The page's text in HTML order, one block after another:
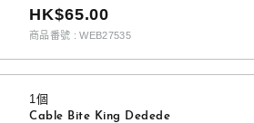
HK$65.00
商品番號 : WEB27535
1個
Cable Bite King Dedede